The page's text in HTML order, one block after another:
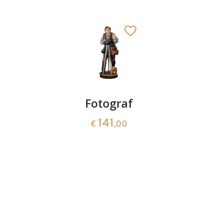
Edelweissblüten
Fotograf
€ 141,00